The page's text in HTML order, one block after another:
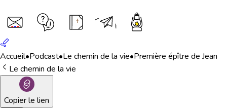
Accueil•Podcast•Le chemin de la vie•Première épître de Jean
Le chemin de la vie
Copier le lien